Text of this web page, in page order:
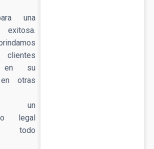
una
en su
otras
un
legal
todo